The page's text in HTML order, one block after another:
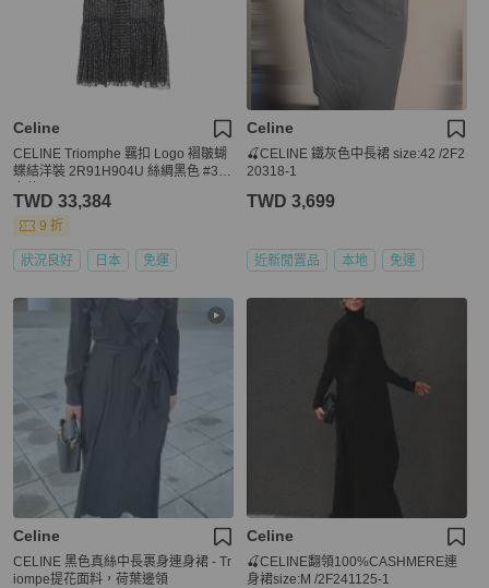
Celine
CELINE Triomphe 羈扣 Logo 褶皺蝴
蝶結洋裝 2R91H904U 絲綢黑色 #34
TWD 33,384
9 折
狀況良好 日本 免運
Celine
🍒CELINE 鐵灰色中長裙 size:42 /2F2
20318-1
TWD 3,699
近新閒置品 本地 免運
Celine
CELINE 黑色真絲中長裹身連身裙 - Tr
iompe提花面料，荷葉邊領
Celine
🍒CELINE翻領100%CASHMERE連
身裙size:M /2F241125-1